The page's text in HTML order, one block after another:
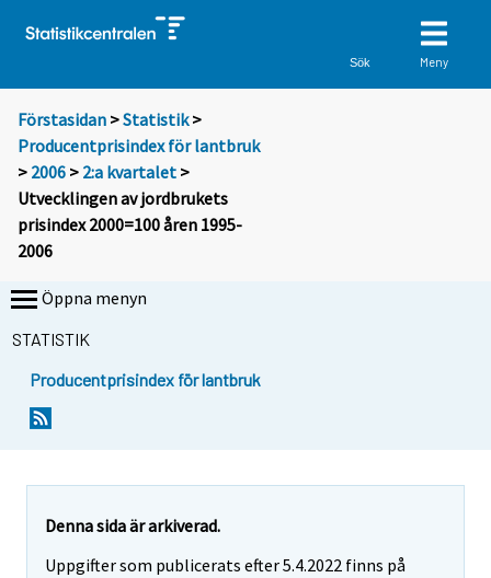
Sök Meny
Förstasidan >Statistik >
Producentprisindex för lantbruk
> 2006 > 2:a kvartalet >
Utvecklingen av jordbrukets
prisindex 2000=100 åren 1995-
2006
Öppna menyn
STATISTIK
Producentprisindex för lantbruk
Denna sida är arkiverad.
Uppgifter som publicerats efter 5.4.2022 finns på